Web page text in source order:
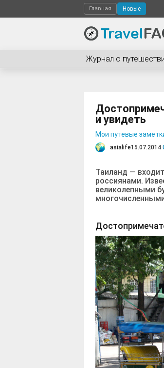
Главная Новые
Журнал о
и увидеть
Мои путевые
asialife15.07.2014
Таиланд —
россиянами.
великолепными